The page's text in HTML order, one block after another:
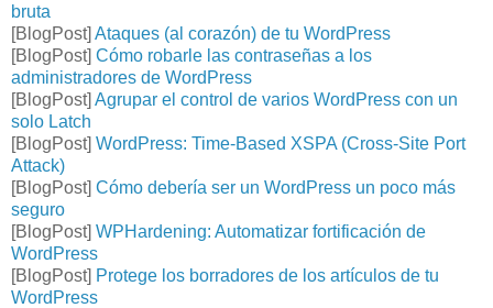
bruta
[BlogPost] Ataques (al corazón) de tu WordPress
[BlogPost] Cómo robarle las contraseñas a los
administradores de WordPress
[BlogPost] Agrupar el control de varios WordPress con un
solo Latch
[BlogPost] WordPress: Time-Based XSPA (Cross-Site Port
Attack)
[BlogPost] Cómo debería ser un WordPress un poco más
seguro
[BlogPost] WPHardening: Automatizar fortificación de
WordPress
[BlogPost] Protege los borradores de los artículos de tu
WordPress